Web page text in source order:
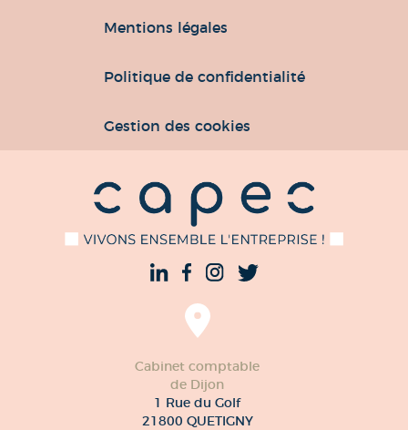
Mentions légales
Politique de confidentialité
Gestion des cookies
Cabinet comptable
de Dijon
1 Rue du Golf
21800 QUETIGNY